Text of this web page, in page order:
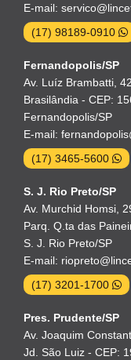
E-mail:
(17) 98189-0910
Fernandopolis/SP
Av. Luíz Brambatti,
Brasilândia - CEP:
Fernandopolis/SP
E-mail:
(17) 3465-5600
S. J. Rio Preto/SP
Av. Murchid Homsi,
Parq. Q.ta das
S. J. Rio Preto/SP
E-mail:
(17) 3201-1700
Pres. Prudente/SP
Av. Joaquim
Jd. São Luiz - CEP: